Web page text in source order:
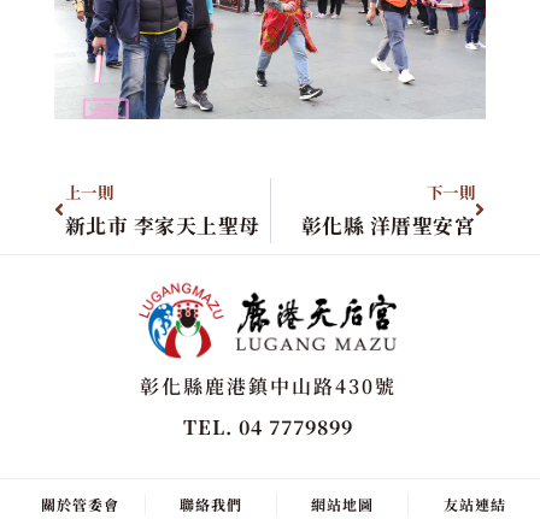
上一則
新北市 李家天上聖母
下一則
彰化縣 洋厝聖安宮
彰化縣鹿港鎮中山路430號
TEL. 04 7779899
關於管委會 聯絡我們 網站地圖 友站連結